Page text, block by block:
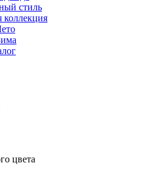
стиль
коллекция
цвета